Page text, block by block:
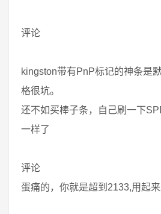
评论
kingston带有PnP标记的神条是
格很坑。
还不如买棒子条，自己刷一下
一样了
评论
蛋痛的，你就是超到2133,用起